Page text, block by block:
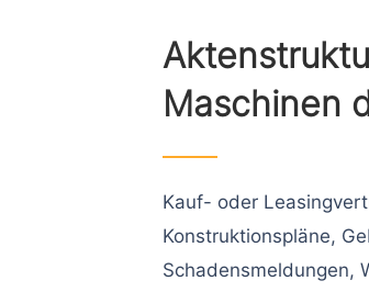
Maschinen
Kauf- oder
Konstruktionspläne,
Schadensmeldungen,